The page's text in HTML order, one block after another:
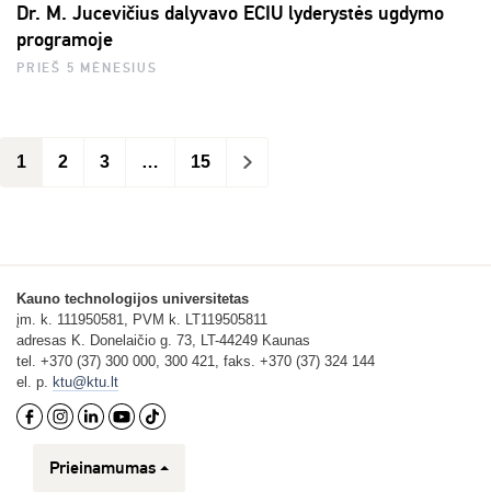
Dr. M. Jucevičius dalyvavo ECIU lyderystės ugdymo
programoje
PRIEŠ 5 MĖNESIUS
1 2 3 … 15 >
Kauno technologijos universitetas
įm. k. 111950581, PVM k. LT119505811
adresas K. Donelaičio g. 73, LT-44249 Kaunas
tel. +370 (37) 300 000, 300 421, faks. +370 (37) 324 144
el. p. ktu@ktu.lt
Prieinamumas